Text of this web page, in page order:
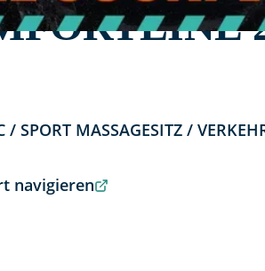
MASSAGESITZ /
navigieren